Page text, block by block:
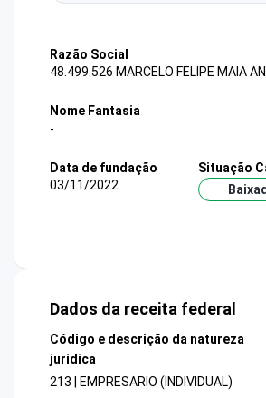
Razão Social
48.499.526 MARCELO FELIPE MAIA
Nome Fantasia
-
Data de fundação
03/11/2022
Situação
Dados da receita federal
Código e descrição da natureza
jurídica
213 | EMPRESARIO (INDIVIDUAL)